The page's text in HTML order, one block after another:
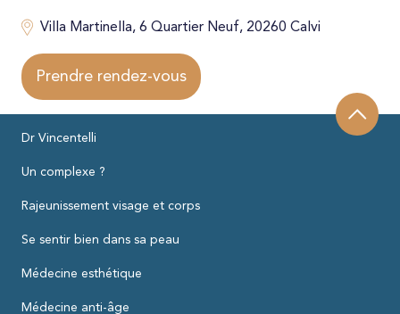
Villa Martinella, 6 Quartier Neuf, 20260 Calvi
Prendre rendez-vous
Dr Vincentelli
Un complexe ?
Rajeunissement visage et corps
Se sentir bien dans sa peau
Médecine esthétique
Médecine anti-âge